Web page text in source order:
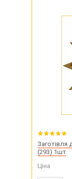
Заготівля
(293) 1шт
Ціна